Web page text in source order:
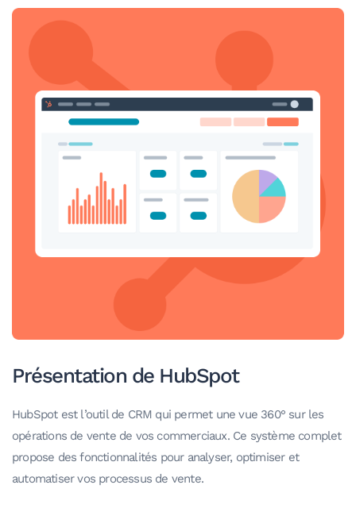
Présentation de HubSpot
HubSpot est l’outil de CRM qui permet une vue 360° sur les
opérations de vente de vos commerciaux. Ce système complet
propose des fonctionnalités pour analyser, optimiser et
automatiser vos processus de vente.